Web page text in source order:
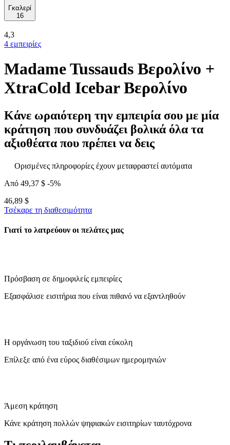
Γκαλερί
16
4,3
4 εμπειρίες
Madame Tussauds Βερολίνο +
XtraCold Icebar Βερολίνο
Κάνε ωραιότερη την εμπειρία σου με μία
κράτηση που συνδυάζει βολικά όλα τα
αξιοθέατα που πρέπει να δεις
Ορισμένες πληροφορίες έχουν μεταφραστεί αυτόματα
Από 49,37 $ -5%
46,89 $
Τσέκαρε τη διαθεσιμότητα
Γιατί το λατρεύουν οι πελάτες μας
Πρόσβαση σε δημοφιλείς εμπειρίες
Εξασφάλισε εισιτήρια που είναι πιθανό να εξαντληθούν
Η οργάνωση του ταξιδιού είναι εύκολη
Επίλεξε από ένα εύρος διαθέσιμων ημερομηνιών
Άμεση κράτηση
Κάνε κράτηση πολλών ψηφιακών εισιτηρίων ταυτόχρονα